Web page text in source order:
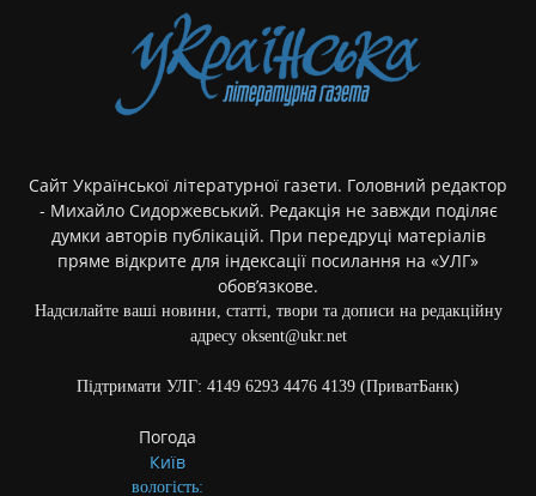
Сайт Української літературної газети. Головний редактор
- Михайло Сидоржевський. Редакція не завжди поділяє
думки авторів публікацій. При передруці матеріалів
пряме відкрите для індексації посилання на «УЛГ»
обов’язкове.
Надсилайте ваші новини, статті, твори та дописи на редакційну
адресу oksent@ukr.net
Підтримати УЛГ: 4149 6293 4476 4139 (ПриватБанк)
Погода
Київ
вологість: